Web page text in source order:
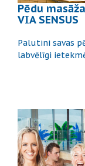
Pēdu
VIA SENSUS
Palutini savas
labvēlīgi